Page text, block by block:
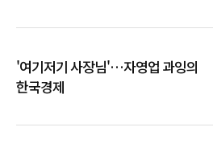
'여기저기 사장님'…자영업 과잉의
한국경제